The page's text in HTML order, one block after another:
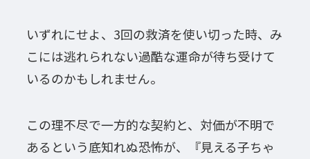
いずれにせよ、3回の救済を使い切った時、み
こには逃れられない過酷な運命が待ち受けて
いるのかもしれません。
この理不尽で一方的な契約と、対価が不明で
あるという底知れぬ恐怖が、『見える子ちゃ